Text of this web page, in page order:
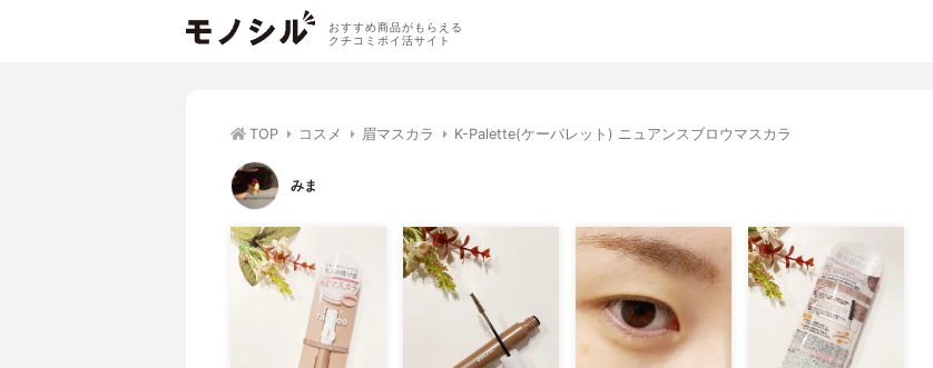
おすすめ商品がもらえる
クチコミポイ活サイト
TOP コスメ 眉マスカラ K-Palette(ケーパレット) ニュアンスブロウマスカラ
みま